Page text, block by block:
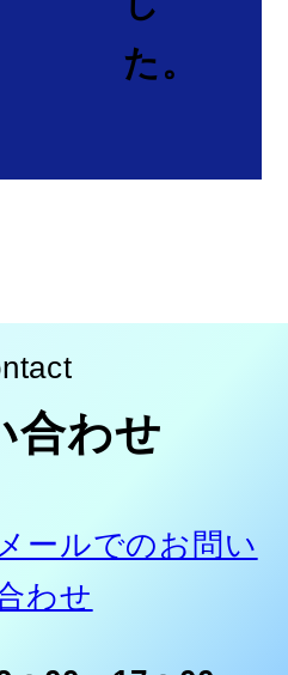
た。
合わせ
わせ